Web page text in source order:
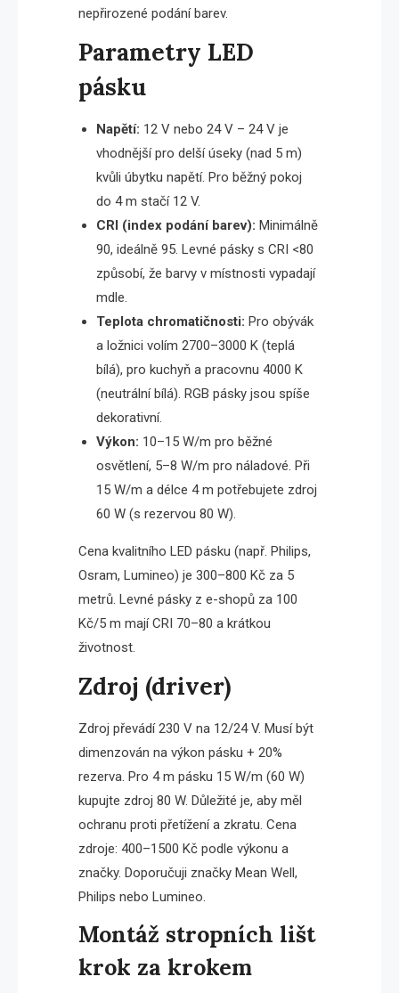
nepřirozené podání barev.
Parametry LED
pásku
Napětí: 12 V nebo 24 V – 24 V je
vhodnější pro delší úseky (nad 5 m)
kvůli úbytku napětí. Pro běžný pokoj
do 4 m stačí 12 V.
CRI (index podání barev): Minimálně
90, ideálně 95. Levné pásky s CRI <80
způsobí, že barvy v místnosti vypadají
mdle.
Teplota chromatičnosti: Pro obývák
a ložnici volím 2700–3000 K (teplá
bílá), pro kuchyň a pracovnu 4000 K
(neutrální bílá). RGB pásky jsou spíše
dekorativní.
Výkon: 10–15 W/m pro běžné
osvětlení, 5–8 W/m pro náladové. Při
15 W/m a délce 4 m potřebujete zdroj
60 W (s rezervou 80 W).
Cena kvalitního LED pásku (např. Philips,
Osram, Lumineo) je 300–800 Kč za 5
metrů. Levné pásky z e-shopů za 100
Kč/5 m mají CRI 70–80 a krátkou
životnost.
Zdroj (driver)
Zdroj převádí 230 V na 12/24 V. Musí být
dimenzován na výkon pásku + 20%
rezerva. Pro 4 m pásku 15 W/m (60 W)
kupujte zdroj 80 W. Důležité je, aby měl
ochranu proti přetížení a zkratu. Cena
zdroje: 400–1500 Kč podle výkonu a
značky. Doporučuji značky Mean Well,
Philips nebo Lumineo.
Montáž stropních lišt
krok za krokem